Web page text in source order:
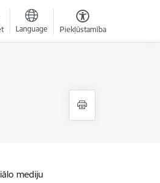
Language Piekļūstamība
mediju